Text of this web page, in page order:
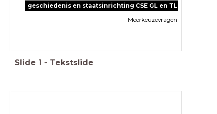
geschiedenis en staatsinrichting CSE GL en TL
Meerkeuzevragen
Slide 1 - Tekstslide